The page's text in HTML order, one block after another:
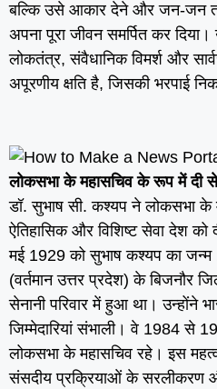
बल्कि उसे आकार देने और जन-जन
अपना पूरा जीवन समर्पित कर
लोकतंत्र, संवैधानिक विमर्श और
अपूरणीय क्षति है, जिसकी भरपाई
लोकसभा के महासचिव के रूप में दी
डॉ. सुभाष सी. कश्यप ने लोकसभा
ऐतिहासिक और विशिष्ट सेवा देश
मई 1929 को सुभाष कश्यप का
(वर्तमान उत्तर प्रदेश) के बिजनौर
सेनानी परिवार में हुआ था। उन्होंने
जिम्मेदारियां संभाली। वे 1984 से
लोकसभा के महासचिव रहे। इस
संसदीय प्रक्रियाओं के